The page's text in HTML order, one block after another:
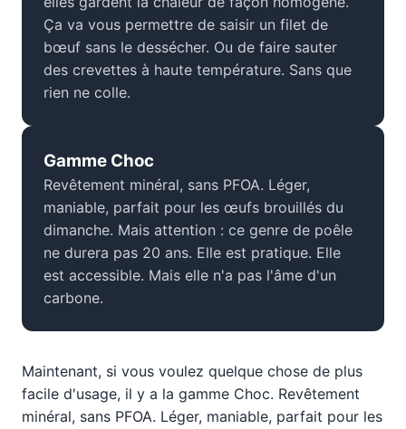
Ça va vous permettre de saisir un filet de
bœuf sans le dessécher. Ou de faire sauter
des crevettes à haute température. Sans que
rien ne colle.
Gamme Choc
Revêtement minéral, sans PFOA. Léger,
maniable, parfait pour les œufs brouillés du
dimanche. Mais attention : ce genre de poêle
ne durera pas 20 ans. Elle est pratique. Elle
est accessible. Mais elle n'a pas l'âme d'un
carbone.
Maintenant, si vous voulez quelque chose de plus
facile d'usage, il y a la gamme Choc. Revêtement
minéral, sans PFOA. Léger, maniable, parfait pour les